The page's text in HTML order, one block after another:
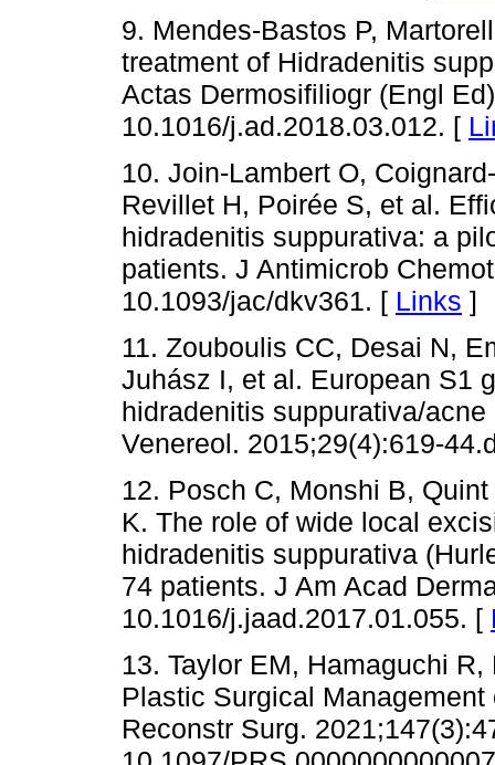
9. Mendes-Bastos P,
treatment of Hidradenitis
Actas Dermosifiliogr (Engl
10.1016/j.ad.2018.03.012. [
10. Join-Lambert O,
Revillet H, Poirée S, et al.
hidradenitis suppurativa: a
patients. J Antimicrob
10.1093/jac/dkv361. [ Links ]
11. Zouboulis CC, Desai N,
Juhász I, et al. European S1
hidradenitis suppurativa/
Venereol. 2015;29(4):619-
12. Posch C, Monshi B,
K. The role of wide local
hidradenitis suppurativa
74 patients. J Am Acad
10.1016/j.jaad.2017.01.055. [
13. Taylor EM, Hamaguchi
Plastic Surgical
Reconstr Surg.